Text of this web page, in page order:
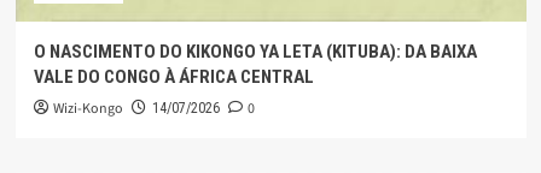
O NASCIMENTO DO KIKONGO YA LETA (KITUBA): DA BAIXA
VALE DO CONGO À ÁFRICA CENTRAL
Wizi-Kongo 14/07/2026 0